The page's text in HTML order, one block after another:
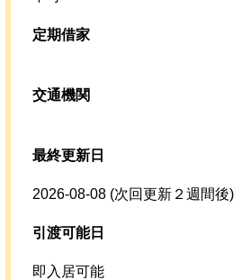
定期借家
交通機関
最終更新日
2026-08-08 (次回更新２週間後)
引渡可能日
即入居可能